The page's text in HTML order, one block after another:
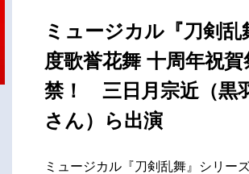
ミュージカル『刀剣
度歌誉花舞 十周年祝
禁！ 三日月宗近（黒
さん）ら出演
ミュージカル『刀剣乱舞』シリー